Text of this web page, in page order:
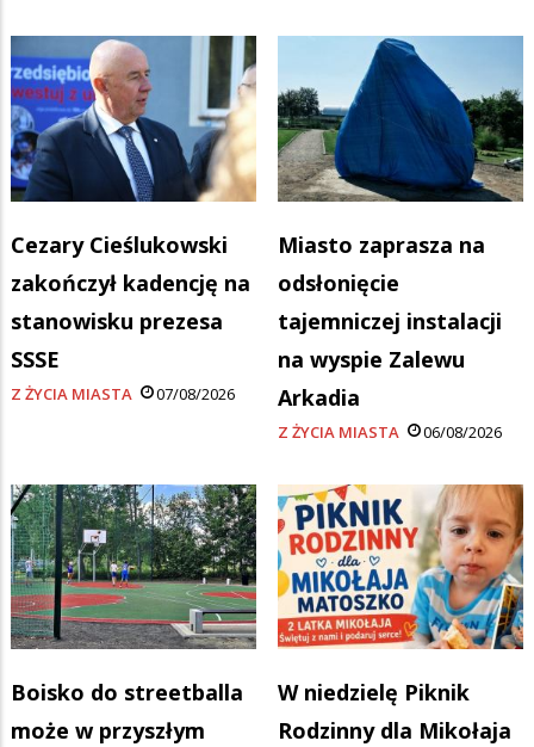
Cezary Cieślukowski
zakończył kadencję na
stanowisku prezesa
SSSE
Z ŻYCIA MIASTA 07/08/2026
Miasto zaprasza na
odsłonięcie
tajemniczej instalacji
na wyspie Zalewu
Arkadia
Z ŻYCIA MIASTA 06/08/2026
Boisko do streetballa
może w przyszłym
W niedzielę Piknik
Rodzinny dla Mikołaja